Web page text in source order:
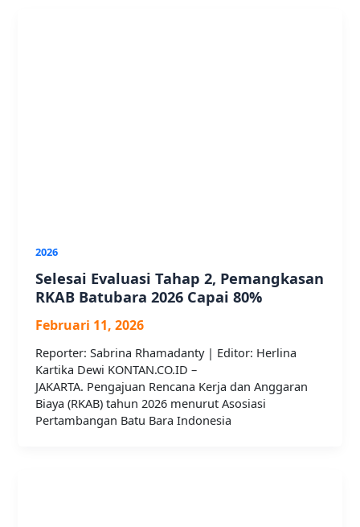
2026
Selesai Evaluasi Tahap 2, Pemangkasan
RKAB Batubara 2026 Capai 80%
Februari 11, 2026
Reporter: Sabrina Rhamadanty | Editor: Herlina
Kartika Dewi KONTAN.CO.ID –
JAKARTA. Pengajuan Rencana Kerja dan Anggaran
Biaya (RKAB) tahun 2026 menurut Asosiasi
Pertambangan Batu Bara Indonesia